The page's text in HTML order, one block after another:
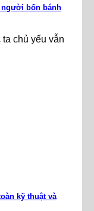
bốn bánh
chủ yếu vẫn
kỹ thuật và